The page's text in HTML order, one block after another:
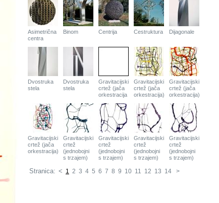
Asimetrična
centra
Binom Centrija Cestruktura Dijagonale
Dvostruka
stela
Dvostruka
stela
Gravitacijski
crtež (jača
orkestracija
Gravitacijski
crtež (jača
orkestracija)
Gravitacijski
crtež (jača
orkestracija)
Gravitacijski
crtež (jača
orkestracija)
Gravitacijski
crtež
(jednobojni
s trzajem)
Gravitacijski
crtež
(jednobojni
s trzajem)
Gravitacijski
crtež
(jednobojni
s trzajem)
Gravitacijski
crtež
(jednobojni
s trzajem)
Stranica: < 1 2 3 4 5 6 7 8 9 10 11 12 13 14 >